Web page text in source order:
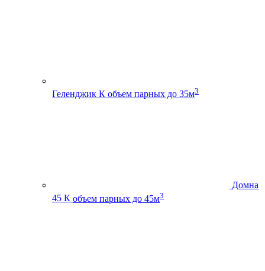
Геленджик К объем парных до 35м3
Домна
45 К объем парных до 45м3